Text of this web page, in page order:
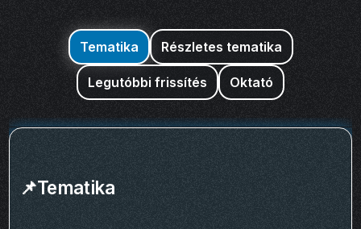
Tematika Részletes tematika
Legutóbbi frissítés Oktató
📌Tematika